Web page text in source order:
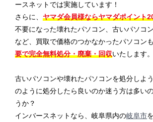
ースネットでは実施しています！
さらに、 ヤマダ会員様ならヤマダポイント
不要になった壊れたパソコン、古いパソコ
など、買取で価格のつかなかったパソコンも
要で完全無料処分・廃棄・回収いたします。
古いパソコンや壊れたパソコンを処分しよ
のように処分したら良いのか迷う方は多い
うか？
インバースネットなら、岐阜県内の岐阜市